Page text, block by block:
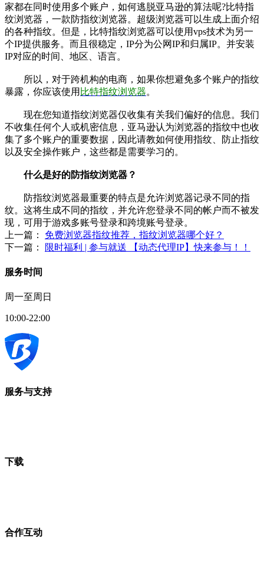
家都在同时使用多个账户，如何逃脱亚马逊的算法呢?比特指
纹浏览器，一款防指纹浏览器。超级浏览器可以生成上面介绍
的各种指纹。但是，比特指纹浏览器可以使用vps技术为另一
个IP提供服务。而且很稳定，IP分为公网IP和归属IP。并安装
IP对应的时间、地区、语言。
所以，对于跨机构的电商，如果你想避免多个账户的指纹
暴露，你应该使用 比特指纹浏览器。
现在您知道指纹浏览器仅收集有关我们偏好的信息。我们
不收集任何个人或机密信息，亚马逊认为浏览器的指纹中也收
集了多个账户的重要数据，因此请教如何使用指纹、防止指纹
以及安全操作账户，这些都是需要学习的。
什么是好的防指纹浏览器？
防指纹浏览器最重要的特点是允许浏览器记录不同的指
纹。这将生成不同的指纹，并允许您登录不同的帐户而不被发
现，可用于游戏多账号登录和跨境账号登录。
上一篇： 免费浏览器指纹推荐，指纹浏览器哪个好？
下一篇：
限时福利 | 参与就送 【动态代理IP】快来参与！！
服务时间
周一至周日
10:00-22:00
服务与支持
下载
合作互动